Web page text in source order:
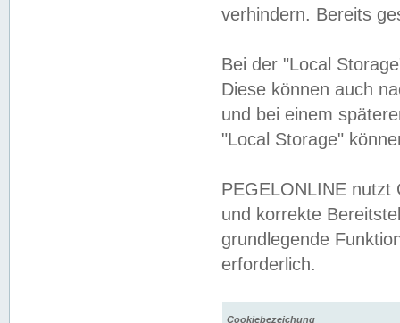
verhindern. Bereits
Bei der "Local
Diese können auch
und bei einem
"Local Storage"
PEGELONLINE nutzt
und korrekte
grundlegende
erforderlich.
Cookiebezeichung